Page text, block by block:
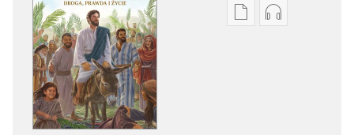
UstawieniaUstawienia